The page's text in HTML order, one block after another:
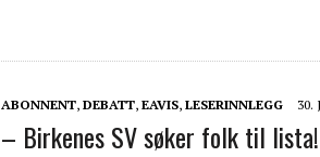
ABONNENT, DEBATT, EAVIS, LESERINNLEGG 30.
– Birkenes SV søker folk til lista!